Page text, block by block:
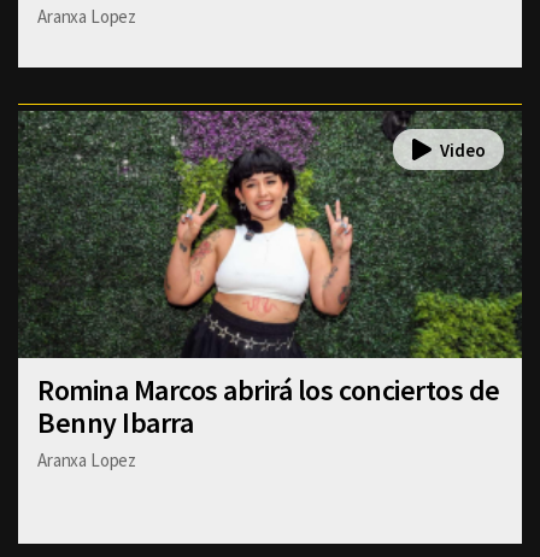
Aranxa Lopez
Romina Marcos abrirá los conciertos de
Benny Ibarra
Aranxa Lopez